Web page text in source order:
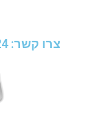
צרו קשר: 054-2200324 עמית